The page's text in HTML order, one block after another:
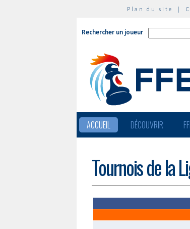
Plan du site |
Rechercher un joueur
ACCUEIL DÉCOUVRIR
Tournois de la